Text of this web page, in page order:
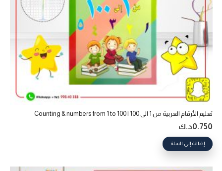
تعليم الأرقام العربية من 1 الى 100 | Counting & numbers from 1 to 100
0.750د.ك
إضافة إلى السلة